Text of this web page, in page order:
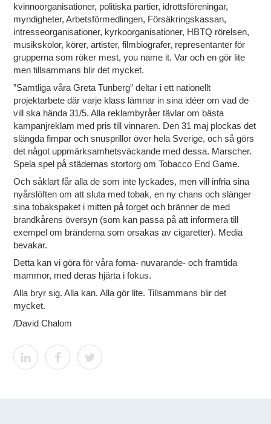
kvinnoorganisationer, politiska partier, idrottsföreningar,
myndigheter, Arbetsförmedlingen, Försäkringskassan,
intresseorganisationer, kyrkoorganisationer, HBTQ rörelsen,
musikskolor, körer, artister, filmbiografer, representanter för
grupperna som röker mest, you name it. Var och en gör lite
men tillsammans blir det mycket.
”Samtliga våra Greta Tunberg” deltar i ett nationellt
projektarbete där varje klass lämnar in sina idéer om vad de
vill ska hända 31/5. Alla reklambyråer tävlar om bästa
kampanjreklam med pris till vinnaren. Den 31 maj plockas det
slängda fimpar och snusprillor över hela Sverige, och så görs
det något uppmärksamhetsväckande med dessa. Marscher.
Spela spel på städernas stortorg om Tobacco End Game.
Och såklart får alla de som inte lyckades, men vill infria sina
nyårslöften om att sluta med tobak, en ny chans och slänger
sina tobakspaket i mitten på torget och bränner de med
brandkårens översyn (som kan passa på att informera till
exempel om bränderna som orsakas av cigaretter). Media
bevakar.
Detta kan vi göra för våra forna- nuvarande- och framtida
mammor, med deras hjärta i fokus.
Alla bryr sig. Alla kan. Alla gör lite. Tillsammans blir det
mycket.
/David Chalom